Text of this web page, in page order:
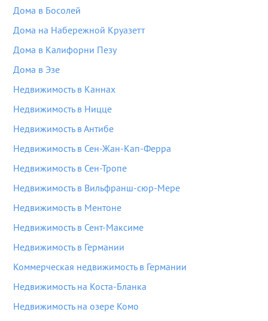
Дома в Босолей
Дома на Набережной Круазетт
Дома в Калифорни Пезу
Дома в Эзе
Недвижимость в Каннах
Недвижимость в Ницце
Недвижимость в Антибе
Недвижимость в Сен-Жан-Кап-Ферра
Недвижимость в Сен-Тропе
Недвижимость в Вильфранш-сюр-Мере
Недвижимость в Ментоне
Недвижимость в Сент-Максиме
Недвижимость в Германии
Коммерческая недвижимость в Германии
Недвижимость на Коста-Бланка
Недвижимость на озере Комо